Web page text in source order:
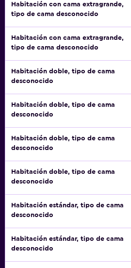
Habitación con cama extragrande,
tipo de cama desconocido
Habitación con cama extragrande,
tipo de cama desconocido
Habitación doble, tipo de cama
desconocido
Habitación doble, tipo de cama
desconocido
Habitación doble, tipo de cama
desconocido
Habitación doble, tipo de cama
desconocido
Habitación estándar, tipo de cama
desconocido
Habitación estándar, tipo de cama
desconocido